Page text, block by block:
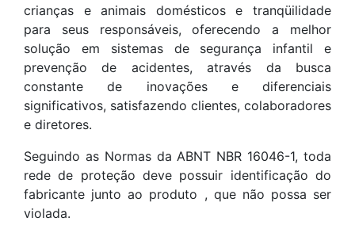
crianças e animais domésticos e tranqüilidade
para seus responsáveis, oferecendo a melhor
solução em sistemas de segurança infantil e
prevenção de acidentes, através da busca
constante de inovações e diferenciais
significativos, satisfazendo clientes, colaboradores
e diretores.
Seguindo as Normas da ABNT NBR 16046-1, toda
rede de proteção deve possuir identificação do
fabricante junto ao produto , que não possa ser
violada.